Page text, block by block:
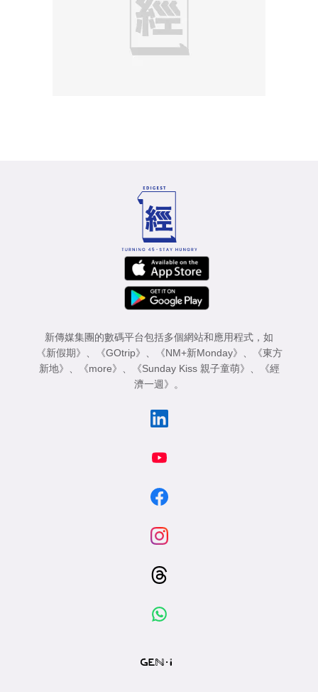
新傳媒集團的數碼平台包括多個網站和應用程式，如
《新假期》
《GOtrip》 《NM+新Monday》
《東方
新地》
《more》 《Sunday Kiss 親子童萌》
《經
濟一週》
。